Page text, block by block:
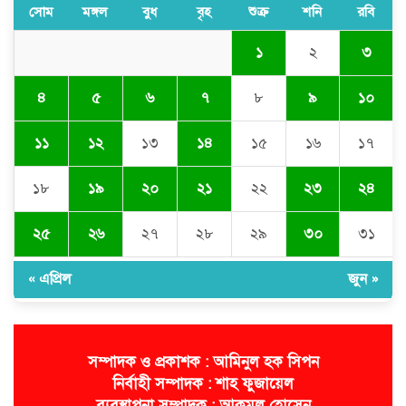
জগন্নাথপুরে সানোয়ার হাসান সুনুকে
নিয়ে কুরুচিপূর্ণ মন্তব্যের নিন্দা জানালো
জগন্নাথপুরে হত্যা মামলার আসামিদের
সোম মঙ্গল বুধ বৃহ শুক্র শনি রবি
১ ২ ৩
৪ ৫ ৬ ৭ ৮ ৯ ১০
১১ ১২ ১৩ ১৪ ১৫ ১৬ ১৭
১৮ ১৯ ২০ ২১ ২২ ২৩ ২৪
২৫ ২৬ ২৭ ২৮ ২৯ ৩০ ৩১
« এপ্রিল জুন »
সম্পাদক ও প্রকাশক : আমিনুল হক সিপন
নির্বাহী সম্পাদক : শাহ ফুজায়েল